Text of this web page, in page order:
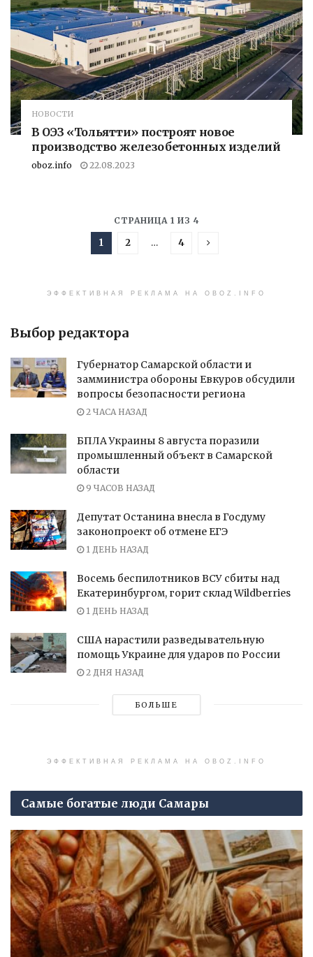
НОВОСТИ
В ОЭЗ «Тольятти» построят новое
производство железобетонных изделий
oboz.info 22.08.2023
СТРАНИЦА 1 ИЗ 4
1 2 … 4
ЭФФЕКТИВНАЯ РЕКЛАМА НА OBOZ.INFO
Выбор редактора
Губернатор Самарской области и
замминистра обороны Евкуров обсудили
вопросы безопасности региона
2 ЧАСА НАЗАД
БПЛА Украины 8 августа поразили
промышленный объект в Самарской
области
9 ЧАСОВ НАЗАД
Депутат Останина внесла в Госдуму
законопроект об отмене ЕГЭ
1 ДЕНЬ НАЗАД
Восемь беспилотников ВСУ сбиты над
Екатеринбургом, горит склад Wildberries
1 ДЕНЬ НАЗАД
США нарастили разведывательную
помощь Украине для ударов по России
2 ДНЯ НАЗАД
БОЛЬШЕ
ЭФФЕКТИВНАЯ РЕКЛАМА НА OBOZ.INFO
Самые богатые люди Самары